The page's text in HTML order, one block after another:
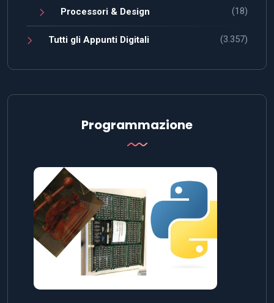
Processori & Design (18)
Tutti gli Appunti Digitali (3.357)
Programmazione